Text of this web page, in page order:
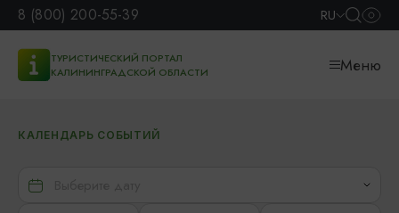
8 (800) 200-55-39 RU
ТУРИСТИЧЕСКИЙ ПОРТАЛ
КАЛИНИНГРАДСКОЙ ОБЛАСТИ
Меню
КАЛЕНДАРЬ СОБЫТИЙ